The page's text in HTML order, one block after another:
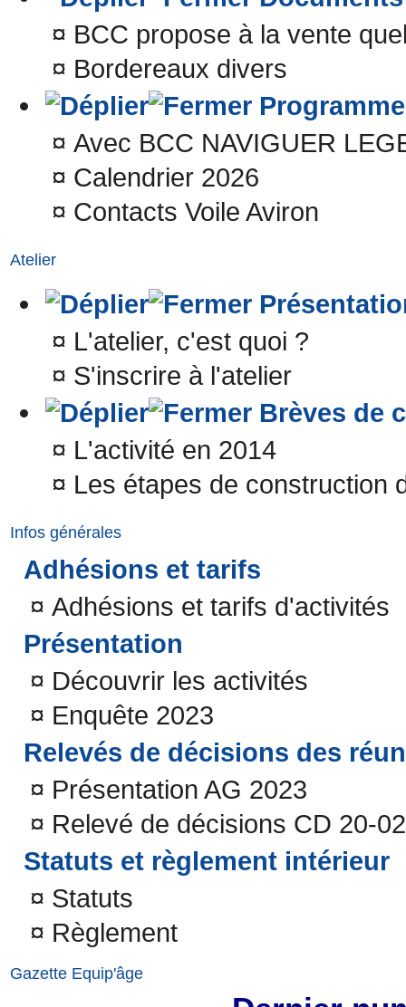
¤ BCC propose à la vente
¤ Bordereaux divers
¤ Avec BCC NAVIGUER
¤ Calendrier 2026
¤ Contacts Voile Aviron
Atelier
¤ L'atelier, c'est quoi ?
¤ S'inscrire à l'atelier
Brèves de
¤ L'activité en 2014
¤ Les étapes de construction
Infos générales
Adhésions et tarifs
¤ Adhésions et tarifs d'activités
Présentation
¤ Découvrir les activités
¤ Enquête 2023
Relevés de décisions des
¤ Présentation AG 2023
¤ Relevé de décisions CD 20-
Statuts et règlement intérieur
¤ Statuts
¤ Règlement
Gazette Equip'âge